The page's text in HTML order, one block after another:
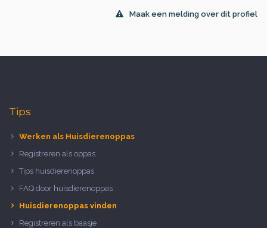
Maak een melding over dit profiel
Tips
Werken als Huisdierenoppas
Registreren als oppas
Tips huisdierenoppas
FAQ door huisdierenoppas
Huisdierenoppas vinden
Registreren als baasje